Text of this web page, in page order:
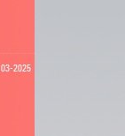
2025